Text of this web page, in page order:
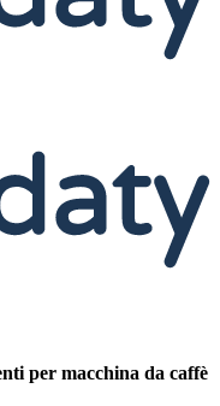
per macchina da caffè